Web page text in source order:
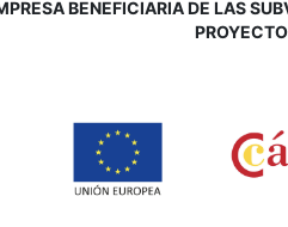
BENEFICIARIA DE LAS
P